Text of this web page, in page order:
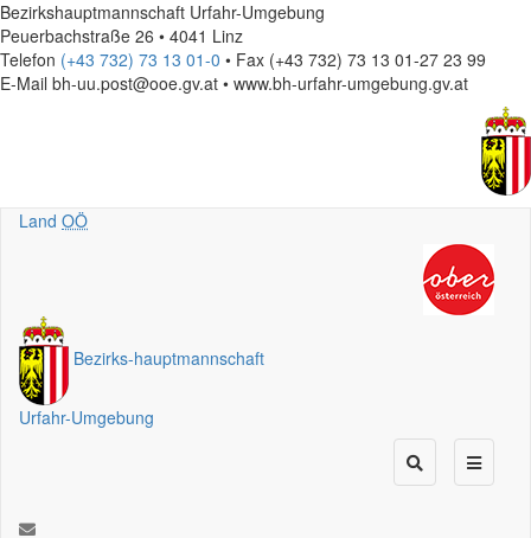
Bezirkshauptmannschaft Urfahr-Umgebung
Peuerbachstraße 26 • 4041 Linz
Telefon (+43 732) 73 13 01-0 • Fax (+43 732) 73 13 01-27 23 99
E-Mail bh-uu.post@ooe.gv.at • www.bh-urfahr-umgebung.gv.at
Land OÖ
Bezirks-hauptmannschaft
Urfahr-Umgebung